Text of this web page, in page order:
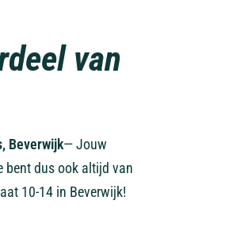
van
Beverwijk— Jouw
bent dus ook altijd van
10-14 in Beverwijk!